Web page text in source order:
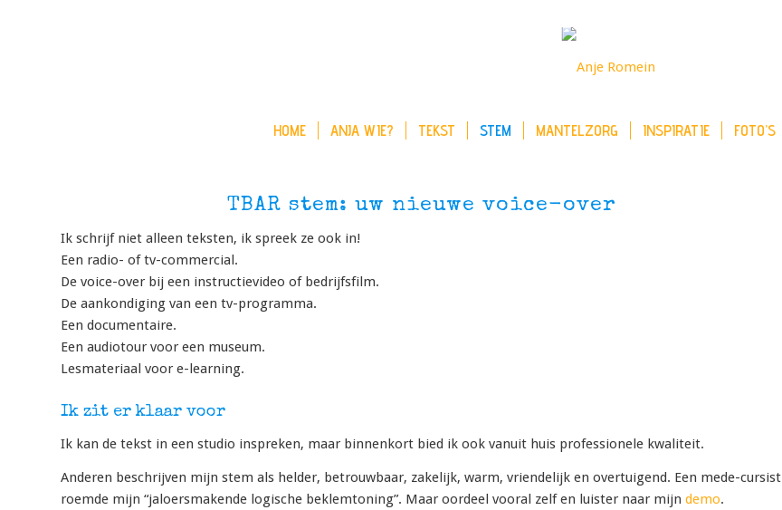
HOME ANJA WIE? TEKST STEM MANTELZORG INSPIRATIE FOTO’S
TBAR stem: uw nieuwe voice-over
Ik schrijf niet alleen teksten, ik spreek ze ook in!
Een radio- of tv-commercial.
De voice-over bij een instructievideo of bedrijfsfilm.
De aankondiging van een tv-programma.
Een documentaire.
Een audiotour voor een museum.
Lesmateriaal voor e-learning.
Ik zit er klaar voor
Ik kan de tekst in een studio inspreken, maar binnenkort bied ik ook vanuit huis professionele kwaliteit.
Anderen beschrijven mijn stem als helder, betrouwbaar, zakelijk, warm, vriendelijk en overtuigend. Een mede-cursist
roemde mijn “jaloersmakende logische beklemtoning”. Maar oordeel vooral zelf en luister naar mijn demo.